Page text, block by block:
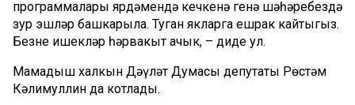
программалары ярдәмендә кечкенә генә шәһәребездә
зур эшләр башкарыла. Туган якларга ешрак кайтыгыз.
Безнең ишекләр һәрвакыт ачык, – диде ул.
Мамадыш халкын Дәүләт Думасы депутаты Рөстәм
Кәлимуллин да котлады.